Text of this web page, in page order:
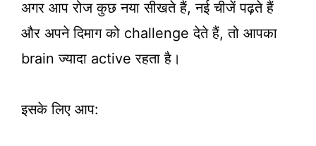
अगर आप रोज कुछ नया सीखते हैं, नई चीजें पढ़ते हैं
और अपने दिमाग को challenge देते हैं, तो आपका
brain ज्यादा active रहता है।
इसके लिए आप: